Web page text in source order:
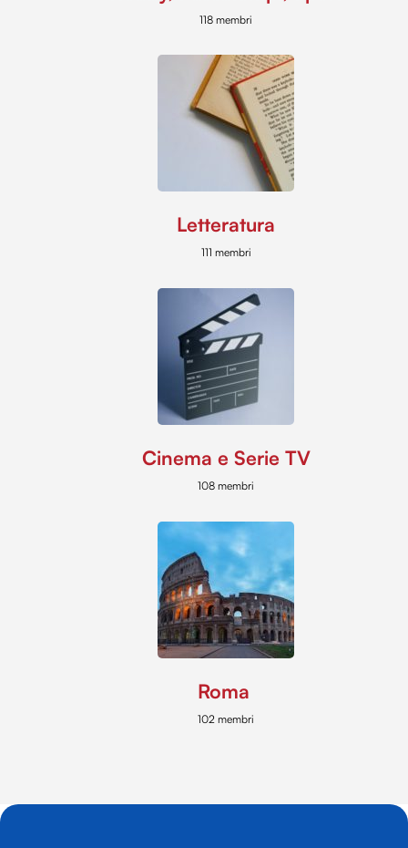
118 membri
Letteratura
111 membri
Cinema e Serie TV
108 membri
Roma
102 membri